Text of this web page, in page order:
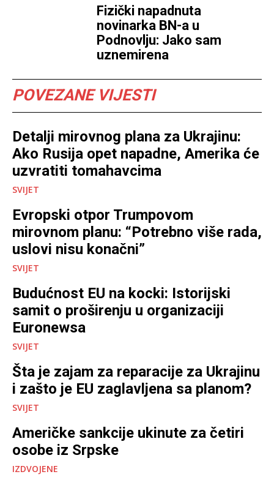
Fizički napadnuta
novinarka BN-a u
Podnovlju: Jako sam
uznemirena
POVEZANE VIJESTI
Detalji mirovnog plana za Ukrajinu:
Ako Rusija opet napadne, Amerika će
uzvratiti tomahavcima
SVIJET
Evropski otpor Trumpovom
mirovnom planu: “Potrebno više rada,
uslovi nisu konačni”
SVIJET
Budućnost EU na kocki: Istorijski
samit o proširenju u organizaciji
Euronewsa
SVIJET
Šta je zajam za reparacije za Ukrajinu
i zašto je EU zaglavljena sa planom?
SVIJET
Američke sankcije ukinute za četiri
osobe iz Srpske
IZDVOJENE